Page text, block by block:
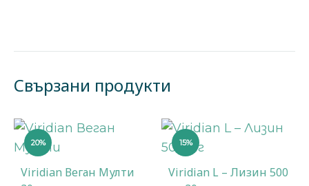
Свързани продукти
20%
Viridian Веган Мулти
15%
Viridian L – Лизин 500